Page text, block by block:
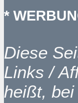
*
Diese
Links /
heißt,